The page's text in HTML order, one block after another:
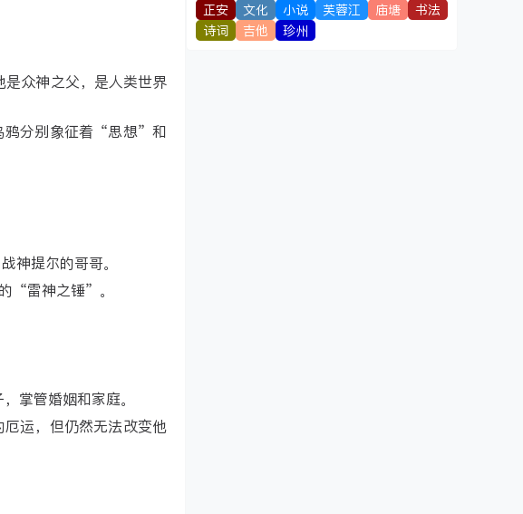
众神之父，是人类世界
鸦分别象征着“思想”和
神提尔的哥哥。
“雷神之锤”。
掌管婚姻和家庭。
运，但仍然无法改变他
正安
文化 小说 芙蓉江 庙塘
书法
诗词
吉他 珍州